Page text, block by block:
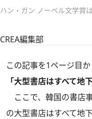
ハン・ガン ノーベル文学賞
CREA編集部
この記事を1ページ目
「大型書店はすべて
ここで、韓国の書店
の大型書店はすべて地